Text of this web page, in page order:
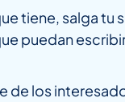
tiene, salga tu
puedan
de los